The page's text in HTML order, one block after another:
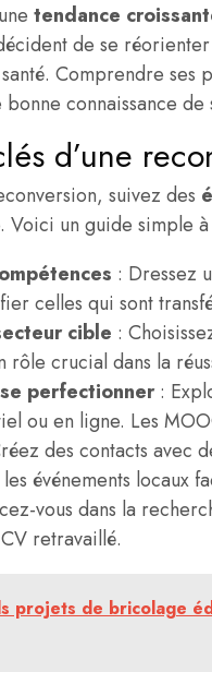
tendance
de se
Comprendre ses
connaissance de
d’une
suivez des
Voici un guide simple
: Dressez
celles qui sont
cible :
rôle crucial dans la
perfectionner:
ou en ligne. Les
des contacts avec
événements locaux
vous dans la
retravaillé.
projets de bricolage